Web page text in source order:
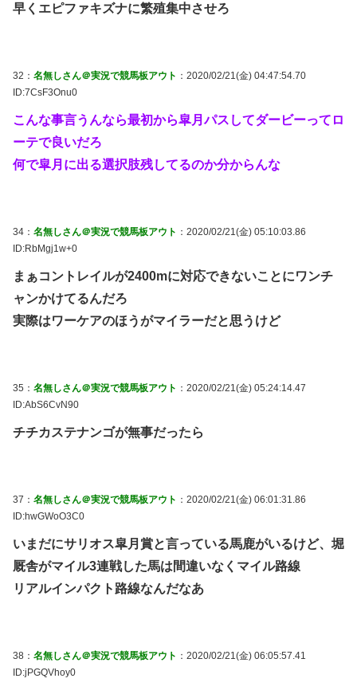
早くエピファキズナに繁殖集中させろ
32： 名無しさん＠実況で競馬板アウト ：2020/02/21(金) 04:47:54.70
ID:7CsF3Onu0
こんな事言うんなら最初から皐月パスしてダービーってロ
ーテで良いだろ
何で皐月に出る選択肢残してるのか分からんな
34： 名無しさん＠実況で競馬板アウト ：2020/02/21(金) 05:10:03.86
ID:RbMgj1w+0
まぁコントレイルが2400mに対応できないことにワンチ
ャンかけてるんだろ
実際はワーケアのほうがマイラーだと思うけど
35： 名無しさん＠実況で競馬板アウト ：2020/02/21(金) 05:24:14.47
ID:AbS6CvN90
チチカステナンゴが無事だったら
37： 名無しさん＠実況で競馬板アウト ：2020/02/21(金) 06:01:31.86
ID:hwGWoO3C0
いまだにサリオス皐月賞と言っている馬鹿がいるけど、堀
厩舎がマイル3連戦した馬は間違いなくマイル路線
リアルインパクト路線なんだなあ
38： 名無しさん＠実況で競馬板アウト ：2020/02/21(金) 06:05:57.41
ID:jPGQVhoy0